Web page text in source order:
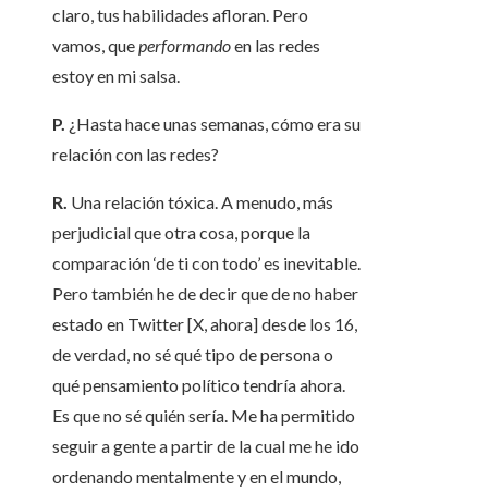
claro, tus habilidades afloran. Pero
vamos, queperformandoen las redes
estoy en mi salsa.
P. ¿Hasta hace unas semanas, cómo era su
relación con las redes?
R. Una relación tóxica. A menudo, más
perjudicial que otra cosa, porque la
comparación ‘de ti con todo’ es inevitable.
Pero también he de decir que de no haber
estado en Twitter [X, ahora] desde los 16,
de verdad, no sé qué tipo de persona o
qué pensamiento político tendría ahora.
Es que no sé quién sería. Me ha permitido
seguir a gente a partir de la cual me he ido
ordenando mentalmente y en el mundo,